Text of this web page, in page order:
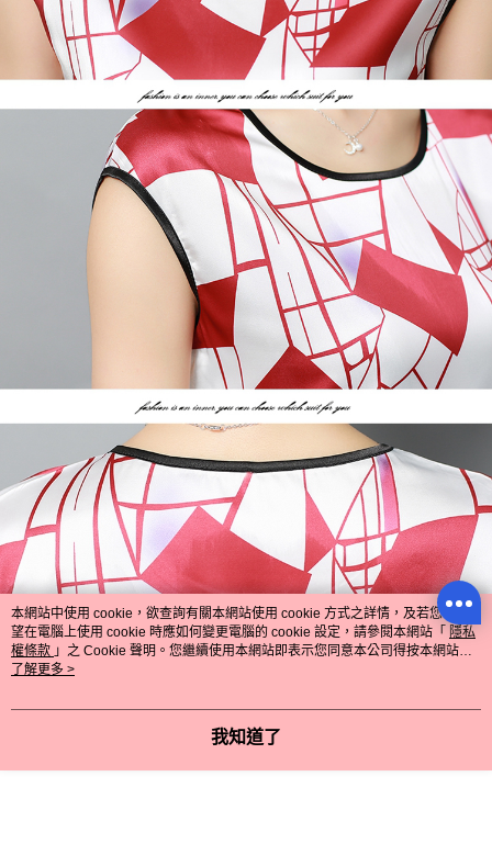
本網站中使用 cookie，欲查詢有關本網站使用 cookie 方式之詳情，及若您不希
望在電腦上使用 cookie 時應如何變更電腦的 cookie 設定，請參閱本網站「 隱私
權條款 」之 Cookie 聲明。您繼續使用本網站即表示您同意本公司得按本網站使
用條款之 Cookie 聲明使用 cookie。
了解更多 >
我知道了